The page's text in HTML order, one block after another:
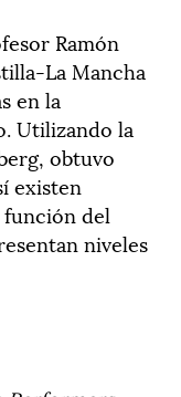
Ramón
La Mancha
en la
Utilizando la
obtuvo
existen
del
niveles